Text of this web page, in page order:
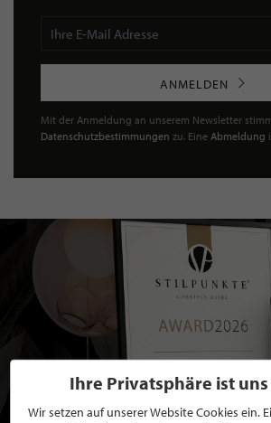
ANMELDEN
Mit der Anmeldung an unserem Newsletter
Datenschutzbestimmungen zu. Eine Abmeldung
Ihre Privatsphäre ist
Wir setzen auf unserer Website Cookies ein.